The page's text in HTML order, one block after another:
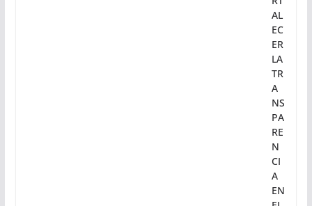
AL
EC
ER
LA
TR
A
NS
PA
RE
N
CI
A
EN